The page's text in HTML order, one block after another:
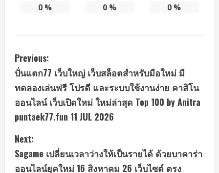
0% 0% 0%
C
o
n
t
i
n
Previous:
ปั่นแตก77 เว็บใหญ่ เว็บสล็อตสำหรับมือใหม่ มี
ทดลองเล่นฟรี โปรดี และระบบใช้งานง่าย คาสิโน
ออนไลน์ เว็บเปิดใหม่ ใหม่ล่าสุด Top 100 by Anitra
puntaek77.fun 11 JUL 2026
Next:
Sagame เปลี่ยนเวลาว่างให้เป็นรายได้ ด้วยบาคาร่า
ออนไลน์ยุคใหม่ 16 สิงหาคม 26 เว็บไซต์ ตรง